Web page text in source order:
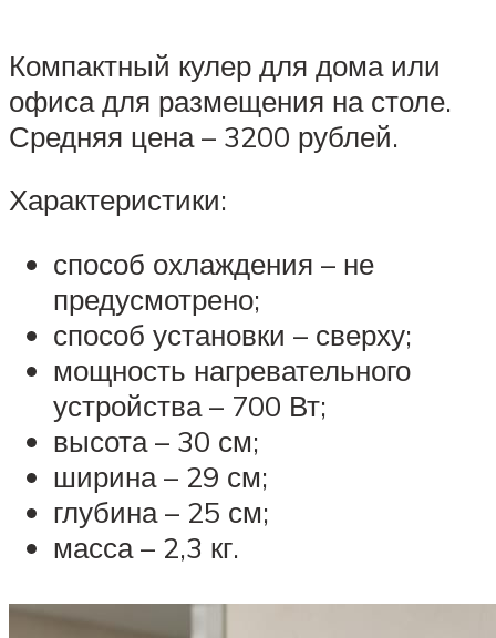
Компактный кулер для дома или
офиса для размещения на столе.
Средняя цена – 3200 рублей.
Характеристики:
способ охлаждения – не
предусмотрено;
способ установки – сверху;
мощность нагревательного
устройства – 700 Вт;
высота – 30 см;
ширина – 29 см;
глубина – 25 см;
масса – 2,3 кг.